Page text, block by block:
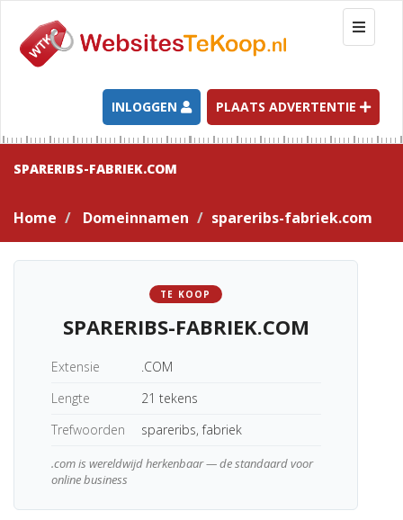
T
o
g
l
e
n
g
a
t
INLOGGEN PLAATS ADVERTENTIE
SPARERIBS-FABRIEK.COM
Home Domeinnamen spareribs-fabriek.com
TE KOOP
SPARERIBS-FABRIEK.COM
Extensie
.COM
Lengte
21 tekens
Trefwoorden
spareribs, fabriek
.com is wereldwijd herkenbaar — de standaard voor
online business